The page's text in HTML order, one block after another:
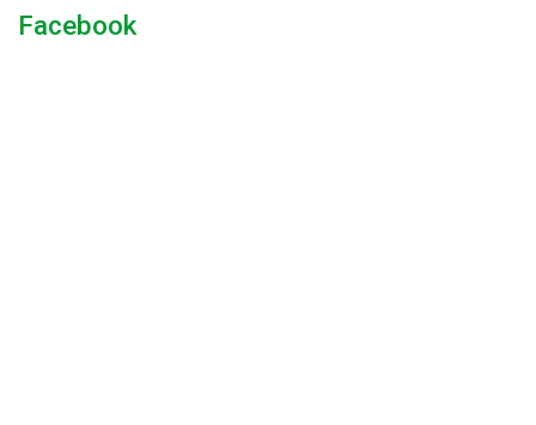
Facebook